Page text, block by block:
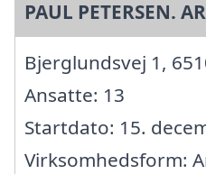
PAUL PETERSEN.
Bjerglundsvej 1,
Ansatte: 13
Startdato: 15.
Virksomhedsform: